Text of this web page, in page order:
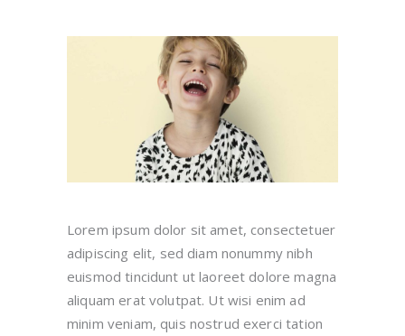
Lorem ipsum dolor sit amet, consectetuer
adipiscing elit, sed diam nonummy nibh
euismod tincidunt ut laoreet dolore magna
aliquam erat volutpat. Ut wisi enim ad
minim veniam, quis nostrud exerci tation